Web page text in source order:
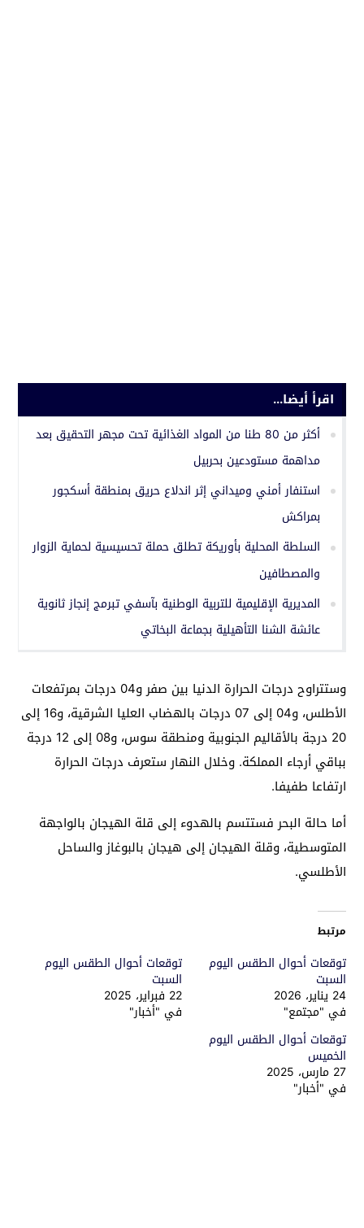
اقرأ أيضا...
أكثر من 80 طنا من المواد الغذائية تحت مجهر التحقيق بعد
مداهمة مستودعين بحربيل
استنفار أمني وميداني إثر اندلاع حريق بمنطقة أسكجور
بمراكش
السلطة المحلية بأوريكة تطلق حملة تحسيسية لحماية الزوار
والمصطافين
المديرية الإقليمية للتربية الوطنية بآسفي تبرمج إنجاز ثانوية
عائشة الشنا التأهيلية بجماعة البخاتي
وستتراوح درجات الحرارة الدنيا بين صفر و04 درجات بمرتفعات
الأطلس، و04 إلى 07 درجات بالهضاب العليا الشرقية، و16 إلى
20 درجة بالأقاليم الجنوبية ومنطقة سوس، و08 إلى 12 درجة
بباقي أرجاء المملكة. وخلال النهار ستعرف درجات الحرارة
ارتفاعا طفيفا.
أما حالة البحر فستتسم بالهدوء إلى قلة الهيجان بالواجهة
المتوسطية، وقلة الهيجان إلى هيجان بالبوغاز والساحل
الأطلسي.
مرتبط
توقعات أحوال الطقس اليوم
السبت
24 يناير، 2026
في "مجتمع"
توقعات أحوال الطقس اليوم
السبت
22 فبراير، 2025
في "أخبار"
توقعات أحوال الطقس اليوم
الخميس
27 مارس، 2025
في "أخبار"